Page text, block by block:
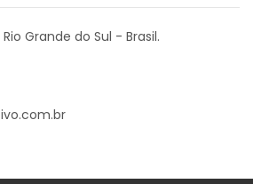
Grande do Sul - Brasil.